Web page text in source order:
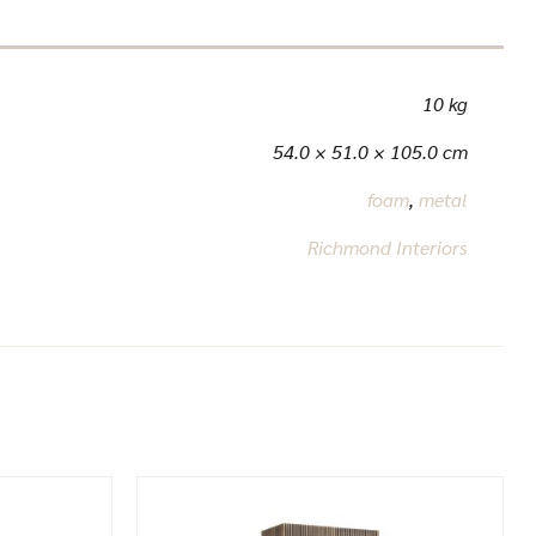
10 kg
54.0 × 51.0 × 105.0 cm
foam, metal
Richmond Interiors